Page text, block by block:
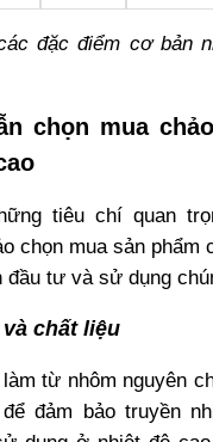
đặc điểm cơ bản
chọn mua
tiêu chí quan
chọn mua sản
đầu tư và sử dụng
chất liệu
làm từ nhôm nguyên
đảm bảo truyền